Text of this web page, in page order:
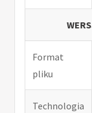
Format
pliku
Technologia